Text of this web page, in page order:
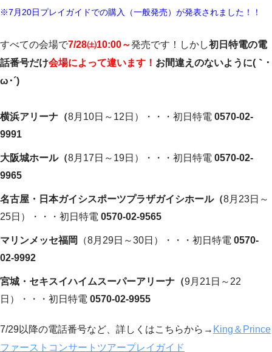
※7月20日プレイガイドでの購入（一般発売）が発表されました！！
すべての会場で7/28㈯10:00～発売です！しかし初日特電の電
話番号だけ会場によって違います！ お間違えのないように(｀･
ω･´)ゞ
横浜アリーナ（8月10日～12日）・・・初日特電 0570-02-
9991
大阪城ホール（8月17日～19日）・・・初日特電 0570-02-
9965
名古屋・日本ガイシスポーツプラザガイシホール（8月23日～
25日）・・・初日特電 0570-02-9565
マリンメッセ福岡 （8月29日～30日）・・・初日特電 0570-
02-9992
宮城・セキスイハイムスーパーアリーナ（9月21日～22
日）・・・初日特電 0570-02-9955
7/29以降の電話番号など、詳しくはこちらから→ King＆Prince
ファーストコンサートツアープレイガイド